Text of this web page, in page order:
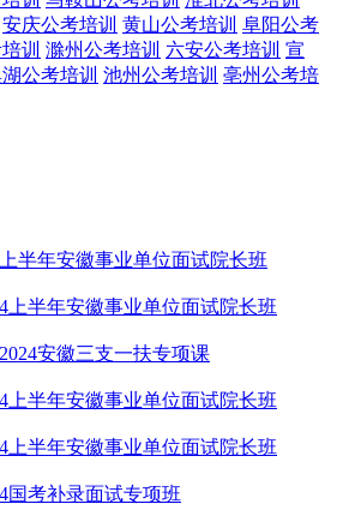
安庆公考培训 黄山公考培训 阜阳公考
训 滁州公考培训 六安公考培训 宣
公考培训 池州公考培训 亳州公考培
半年安徽事业单位面试院长班
上半年安徽事业单位面试院长班
安徽三支一扶专项课
上半年安徽事业单位面试院长班
上半年安徽事业单位面试院长班
国考补录面试专项班